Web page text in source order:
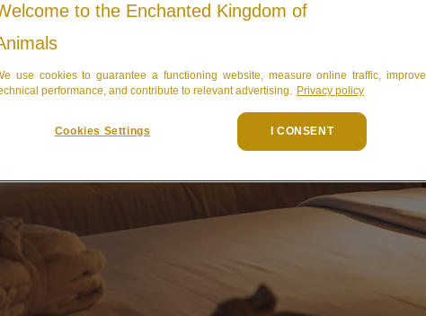
to the Enchanted Kingdom of
use cookies to guarantee a functioning website, measure online traffic, improve
performance, and contribute to relevant advertising. Privacy policy
Cookies Settings I CONSENT